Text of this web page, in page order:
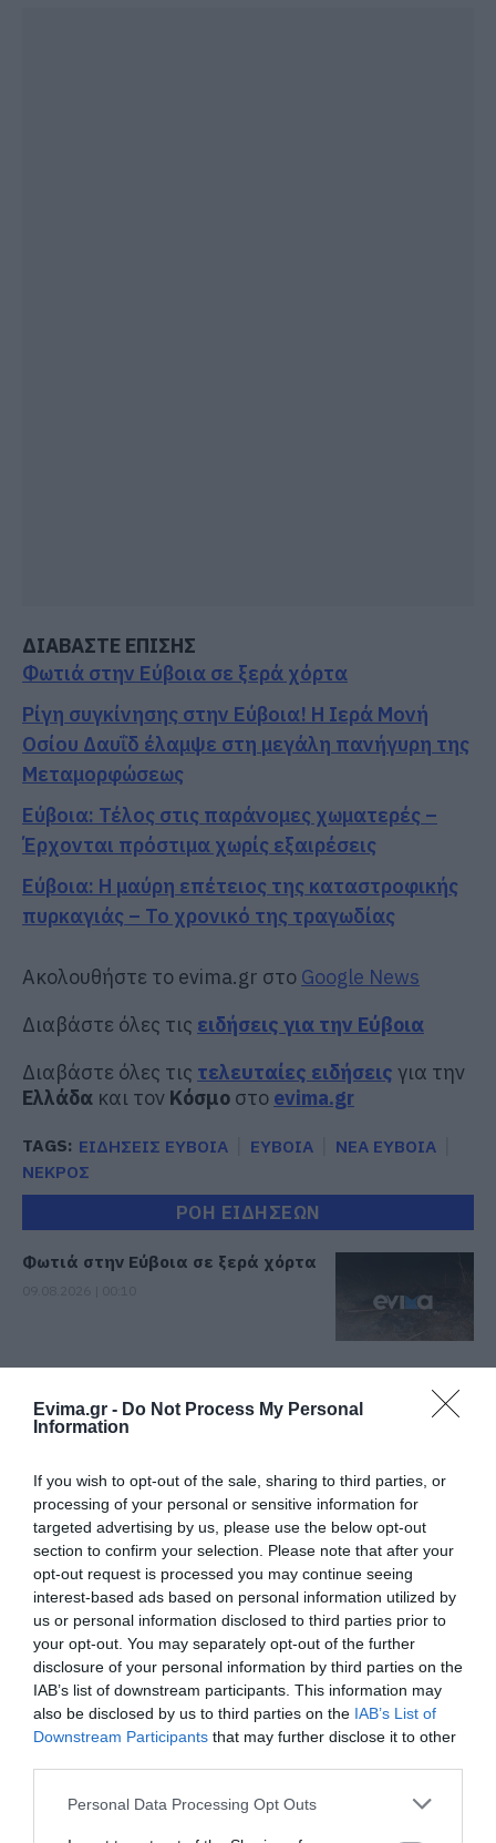
Evima.gr - Do Not Process My Personal
Information
If you wish to opt-out of the sale, sharing to third parties, or
processing of your personal or sensitive information for
targeted advertising by us, please use the below opt-out
section to confirm your selection. Please note that after your
opt-out request is processed you may continue seeing
interest-based ads based on personal information utilized by
us or personal information disclosed to third parties prior to
your opt-out. You may separately opt-out of the further
disclosure of your personal information by third parties on the
IAB’s list of downstream participants. This information may
also be disclosed by us to third parties on the IAB’s List of
Downstream Participants that may further disclose it to other
Please note that this website/app uses one or more Google
Personal Data Processing Opt Outs
ΔΙΑΒΑΣΤΕ ΕΠΙΣΗΣ
Φωτιά στην Εύβοια σε ξερά χόρτα
Ρίγη συγκίνησης στην Εύβοια! Η Ιερά Μονή
Οσίου Δαυΐδ έλαμψε στη μεγάλη πανήγυρη της
Μεταμορφώσεως
Εύβοια: Τέλος στις παράνομες χωματερές –
Έρχονται πρόστιμα χωρίς εξαιρέσεις
Εύβοια: Η μαύρη επέτειος της καταστροφικής
πυρκαγιάς – Το χρονικό της τραγωδίας
Ακολουθήστε το evima.gr στο Google News
Διαβάστε όλες τις ειδήσεις για την Εύβοια
Διαβάστε όλες τις τελευταίες ειδήσεις για την
Ελλάδα και τον Κόσμο στο evima.gr
TAGS: ΕΙΔΗΣΕΙΣ ΕΥΒΟΙΑ ΕΥΒΟΙΑ
ΝΕΑ ΕΥΒΟΙΑ
ΝΕΚΡΟΣ
ΡΟΗ ΕΙΔΗΣΕΩΝ
Φωτιά στην Εύβοια σε ξερά χόρτα
Ιερά Μονή Οσίου Δαυΐδ έλαμψε
στη μεγάλη πανήγυρη της
Μεταμορφώσεως
Φάνης Σπανός: 500.000 € για την
ενεργειακή αναβάθμιση του 4ου
Δημοτικού Σχολείου Λιβαδειάς
08.08.2026 | 20:40
Εύβοια: Τέλος στις παράνομες
χωματερές – Έρχονται πρόστιμα
χωρίς εξαιρέσεις
08.08.2026 | 20:20
Εύβοια: Η μαύρη επέτειος της
καταστροφικής πυρκαγιάς – Το
08.08.2026 | 20:00